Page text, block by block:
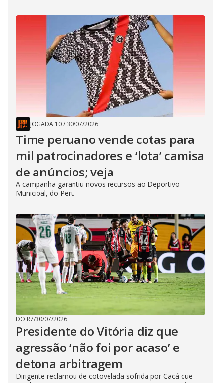
JOGADA 10/30/07/2026
Time peruano vende cotas para
mil patrocinadores e ‘lota’ camisa
de anúncios; veja
A campanha garantiu novos recursos ao Deportivo
Municipal, do Peru
DO R7/30/07/2026
Presidente do Vitória diz que
agressão ‘não foi por acaso’ e
detona arbitragem
Dirigente reclamou de cotovelada sofrida por Cacá que